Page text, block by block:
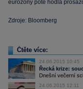
eurozóny poté hodlá
Zdroje: Bloomberg
Čtěte více:
24.06.2015 10:45
Řecká krize:
Dnešní večerní
24.06.2015 12:11